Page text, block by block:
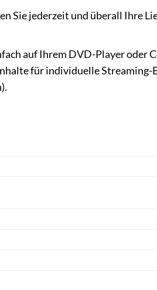
Sie jederzeit und überall Ihre
auf Ihrem DVD-Player oder
für individuelle